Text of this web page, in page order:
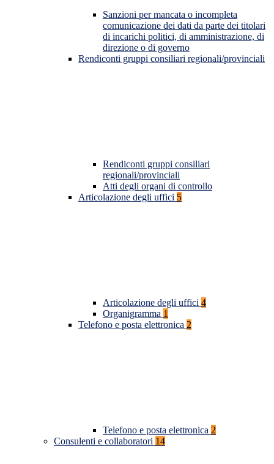
Sanzioni per mancata o incompleta
comunicazione dei dati da parte dei titolari
di incarichi politici, di amministrazione, di
direzione o di governo
Rendiconti gruppi consiliari regionali/provinciali
Rendiconti gruppi consiliari
regionali/provinciali
Atti degli organi di controllo
Articolazione degli uffici 5
Articolazione degli uffici 4
Organigramma 1
Telefono e posta elettronica 2
Telefono e posta elettronica 2
Consulenti e collaboratori 14